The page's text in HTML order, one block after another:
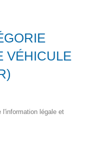
VÉHICULE
l'information légale et